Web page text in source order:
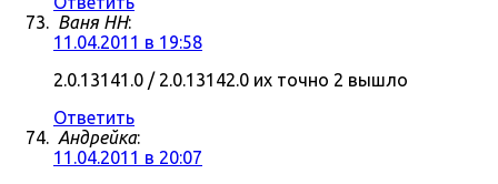
Ваня НН:
11.04.2011 в 19:58
2.0.13141.0 / 2.0.13142.0 их точно 2 вышло
Ответить
Андрейка:
11.04.2011 в 20:07